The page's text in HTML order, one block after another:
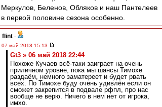
Меркулов, Беленов, Обляков и наш Пантелеев
в первой половине сезона особенно.
flint -
07 май 2018 15:13
Gt3 » 06 май 2018 22:44
Похоже Кучаев всё-таки заиграет на очень
приличном уровне, пока мы шансы Тимохе
раздаём, немного заматереет и будет рвать
всех. По Тимохе буду очень удивлён если он
сможет закрепится в подвале рфпл, про нас
вообще не верю. Ничего в нем нет от игрока,
имхо.